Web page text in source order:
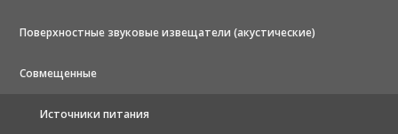
Поверхностные звуковые извещатели (акустические)
Совмещенные
Источники питания